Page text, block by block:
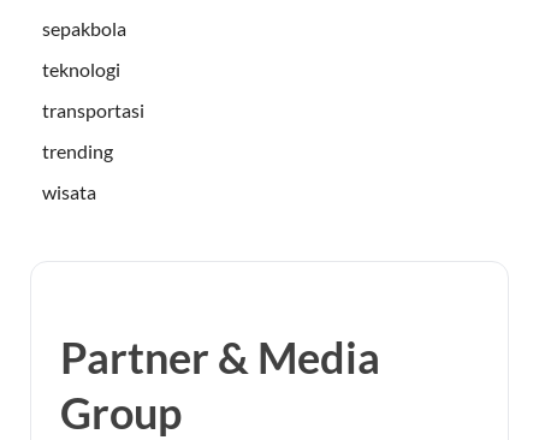
sepakbola
teknologi
transportasi
trending
wisata
Partner & Media
Group